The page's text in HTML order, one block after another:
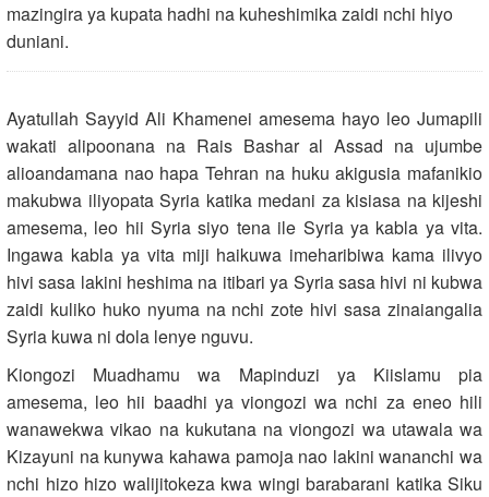
mazingira ya kupata hadhi na kuheshimika zaidi nchi hiyo
duniani.
Ayatullah Sayyid Ali Khamenei amesema hayo leo Jumapili
wakati alipoonana na Rais Bashar al Assad na ujumbe
alioandamana nao hapa Tehran na huku akigusia mafanikio
makubwa iliyopata Syria katika medani za kisiasa na kijeshi
amesema, leo hii Syria siyo tena ile Syria ya kabla ya vita.
Ingawa kabla ya vita miji haikuwa imeharibiwa kama ilivyo
hivi sasa lakini heshima na itibari ya Syria sasa hivi ni kubwa
zaidi kuliko huko nyuma na nchi zote hivi sasa zinaiangalia
Syria kuwa ni dola lenye nguvu.
Kiongozi Muadhamu wa Mapinduzi ya Kiislamu pia
amesema, leo hii baadhi ya viongozi wa nchi za eneo hili
wanawekwa vikao na kukutana na viongozi wa utawala wa
Kizayuni na kunywa kahawa pamoja nao lakini wananchi wa
nchi hizo hizo walijitokeza kwa wingi barabarani katika Siku